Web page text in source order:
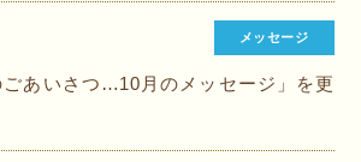
メッセージ
ごあいさつ…10月のメッセージ」を更